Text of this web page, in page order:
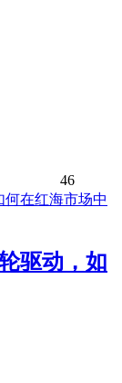
46
驱动，如